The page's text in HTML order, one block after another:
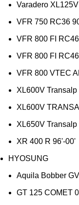
Varadero
VFR 750 RC36
VFR 800 FI
VFR 800 FI
VFR 800 VTEC
XL600V Transalp
XL600V
XL650V Transalp
XR 400 R 96'-00'
HYOSUNG
Aquila Bobber
GT 125 COMET